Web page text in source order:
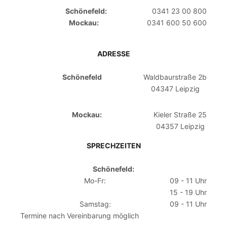
Schönefeld:
0341 23 00 800
Mockau:
0341 600 50 600
ADRESSE
Schönefeld
Waldbaurstraße 2b
04347 Leipzig
Mockau:
Kieler Straße 25
04357 Leipzig
SPRECHZEITEN
Schönefeld:
Mo-Fr:
09 - 11 Uhr
15 - 19 Uhr
Samstag:
09 - 11 Uhr
Termine nach Vereinbarung möglich